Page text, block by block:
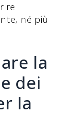
né più
la
dei
la